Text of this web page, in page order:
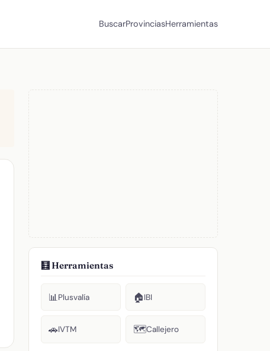
BuscarProvinciasHerramientas
🧮 Herramientas
📊Plusvalía 🏠IBI
🚗IVTM 🗺️Callejero